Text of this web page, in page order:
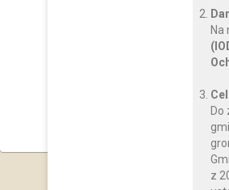
Na
Do
z